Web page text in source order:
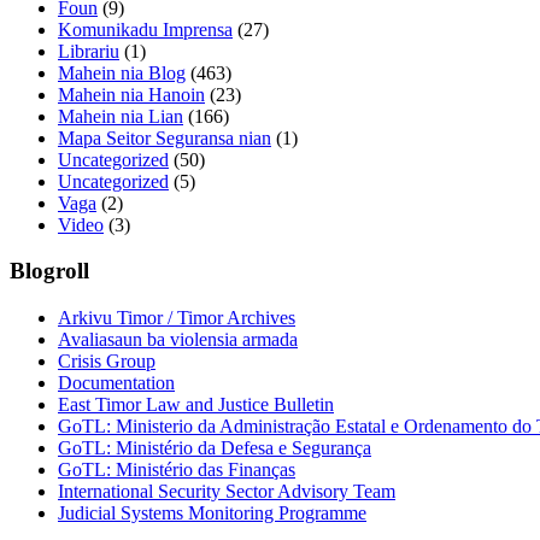
Foun (9)
Komunikadu Imprensa (27)
Librariu (1)
Mahein nia Blog (463)
Mahein nia Hanoin (23)
Mahein nia Lian (166)
Mapa Seitor Seguransa nian (1)
Uncategorized (50)
Uncategorized (5)
Vaga (2)
Video (3)
Blogroll
Arkivu Timor / Timor Archives
Avaliasaun ba violensia armada
Crisis Group
Documentation
East Timor Law and Justice Bulletin
GoTL: Ministerio da Administração Estatal e Ordenamento do
GoTL: Ministério da Defesa e Segurança
GoTL: Ministério das Finanças
International Security Sector Advisory Team
Judicial Systems Monitoring Programme